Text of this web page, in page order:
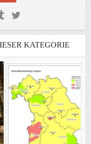
KATEGORIE